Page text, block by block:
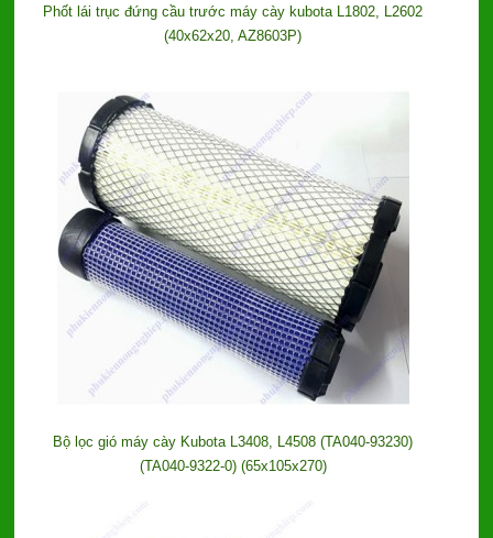
Phốt lái trục đứng cầu trước máy cày kubota L1802, L2602
(40x62x20, AZ8603P)
Bộ lọc gió máy cày Kubota L3408, L4508 (TA040-93230)
(TA040-9322-0) (65x105x270)